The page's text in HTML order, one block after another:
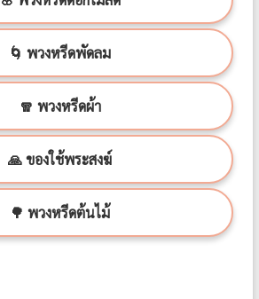
🌀 พวงหรีดพัดลม
🧣 พวงหรีดผ้า
🙏 ของใช้พระสงฆ์
🌳 พวงหรีดต้นไม้